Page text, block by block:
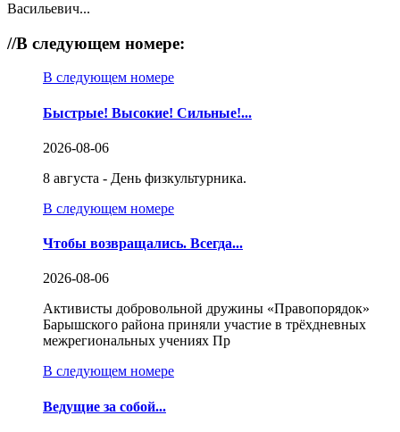
Васильевич...
//В следующем номере:
В следующем номере
Быстрые! Высокие! Сильные!...
2026-08-06
8 августа - День физкультурника.
В следующем номере
Чтобы возвращались. Всегда...
2026-08-06
Активисты добровольной дружины «Правопорядок»
Барышского района приняли участие в трёхдневных
межрегиональных учениях Пр
В следующем номере
Ведущие за собой...